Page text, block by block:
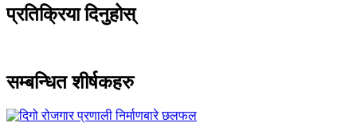
प्रतिक्रिया दिनुहोस्
सम्बन्धित शीर्षकहरु